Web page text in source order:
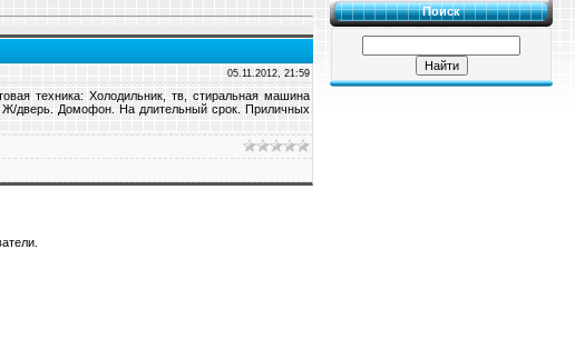
05.11.2012, 21:59
техника: Холодильник, тв, стиральная машина
Ж/дверь. Домофон. На длительный срок. Приличных
Поиск